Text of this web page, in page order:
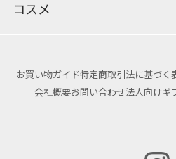
コスメ
お買い物ガイド特定商取引法に基づく
会社概要お問い合わせ法人向けギ